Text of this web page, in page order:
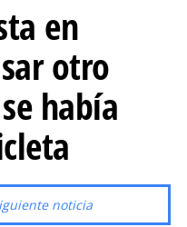
en
otro
había
noticia